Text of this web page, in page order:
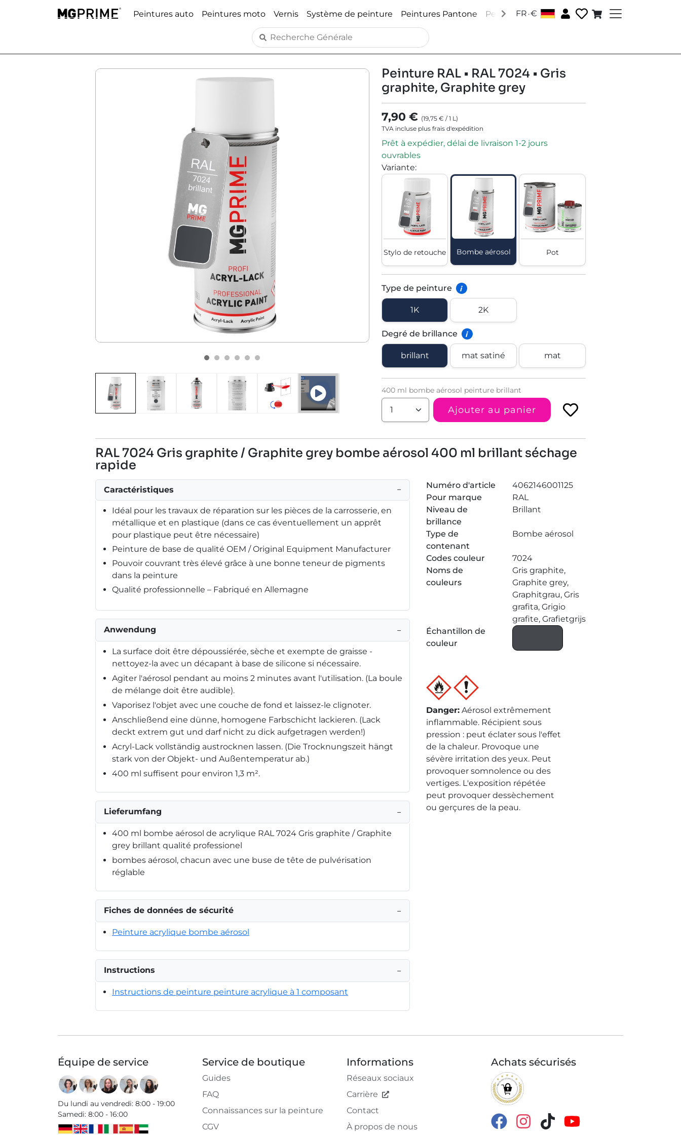
Peintures auto Peintures moto Vernis Système de peinture Peintures Pantone Peintures RAL Peintures spéciales
FR .€
Peinture RAL • RAL 7024 • Gris
graphite, Graphite grey
7,90 € (19,75 € /1 L)
TVA incluse plus frais d'expédition
Prêt à expédier, délai de livraison 1-2 jours
ouvrables
Variante:
Stylo de retouche Bombe aérosol Pot
Type de peinture i
1K 2K
Degré de brillance i
brillant mat satiné mat
400 ml bombe aérosol peinture brillant
Ajouter au panier
RAL 7024 Gris graphite / Graphite grey bombe aérosol 400 ml brillant séchage
rapide
Caractéristiques −
Idéal pour les travaux de réparation sur les pièces de la carrosserie, en
métallique et en plastique (dans ce cas éventuellement un apprêt
pour plastique peut être nécessaire)
Peinture de base de qualité OEM / Original Equipment Manufacturer
Pouvoir couvrant très élevé grâce à une bonne teneur de pigments
dans la peinture
Qualité professionnelle – Fabriqué en Allemagne
Anwendung −
La surface doit être dépoussiérée, sèche et exempte de graisse -
nettoyez-la avec un décapant à base de silicone si nécessaire.
Agiter l'aérosol pendant au moins 2 minutes avant l'utilisation. (La boule
de mélange doit être audible).
Vaporisez l'objet avec une couche de fond et laissez-le clignoter.
Anschließend eine dünne, homogene Farbschicht lackieren. (Lack
deckt extrem gut und darf nicht zu dick aufgetragen werden!)
Acryl-Lack vollständig austrocknen lassen. (Die Trocknungszeit hängt
stark von der Objekt- und Außentemperatur ab.)
400 ml suffisent pour environ 1,3 m².
Lieferumfang −
400 ml bombe aérosol de acrylique RAL 7024 Gris graphite / Graphite
grey brillant qualité professionel
bombes aérosol, chacun avec une buse de tête de pulvérisation
réglable
Fiches de données de sécurité −
Peinture acrylique bombe aérosol
Instructions −
Instructions de peinture peinture acrylique à 1 composant
Numéro d'article
4062146001125
Pour marque
RAL
Niveau de
brillance
Brillant
Type de
contenant
Bombe aérosol
Codes couleur
7024
Noms de
couleurs
Gris graphite,
Graphite grey,
Graphitgrau, Gris
grafita, Grigio
grafite, Grafietgrijs
Échantillon de
couleur
Danger: Aérosol extrêmement
inflammable. Récipient sous
pression : peut éclater sous l'effet
de la chaleur. Provoque une
sévère irritation des yeux. Peut
provoquer somnolence ou des
vertiges. L'exposition répétée
peut provoquer dessèchement
ou gerçures de la peau.
Équipe de service
Du lundi au vendredi: 8:00 - 19:00
Samedi: 8:00 - 16:00
Service de boutique
Guides
FAQ
Connaissances sur la peinture
CGV
Informations
Réseaux sociaux
Carrière
Contact
À propos de nous
Achats sécurisés